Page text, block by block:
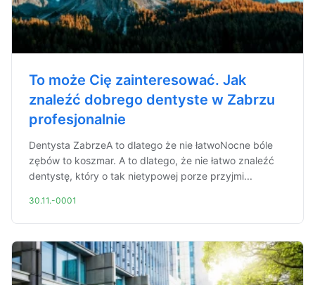
To może Cię zainteresować. Jak
znaleźć dobrego dentyste w Zabrzu
profesjonalnie
Dentysta ZabrzeA to dlatego że nie łatwoNocne bóle
zębów to koszmar. A to dlatego, że nie łatwo znaleźć
dentystę, który o tak nietypowej porze przyjmi...
30.11.-0001